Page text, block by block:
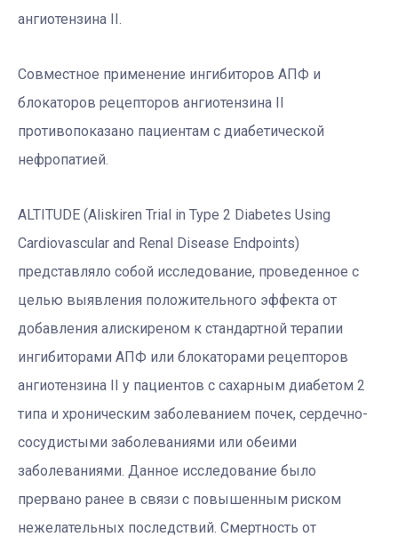
ангиотензина II.
Совместное применение ингибиторов АПФ и
блокаторов рецепторов ангиотензина II
противопоказано пациентам с диабетической
нефропатией.
ALTITUDE (Aliskiren Trial in Type 2 Diabetes Using
Cardiovascular and Renal Disease Endpoints)
представляло собой исследование, проведенное с
целью выявления положительного эффекта от
добавления алискиреном к стандартной терапии
ингибиторами АПФ или блокаторами рецепторов
ангиотензина II у пациентов с сахарным диабетом 2
типа и хроническим заболеванием почек, сердечно-
сосудистыми заболеваниями или обеими
заболеваниями. Данное исследование было
прервано ранее в связи с повышенным риском
нежелательных последствий. Смертность от